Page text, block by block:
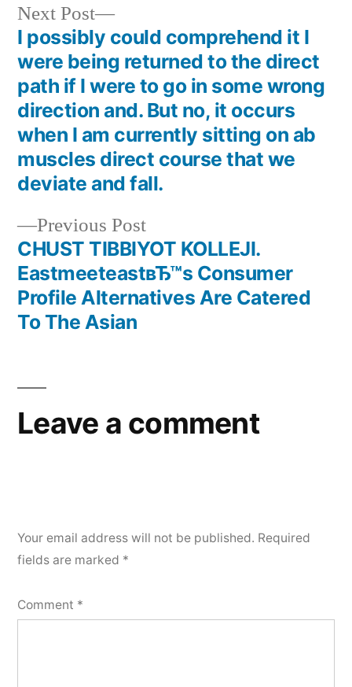
Previous Post
CHUST TIBBIYOT KOLLEJI.
EastmeeteastвЂ™s Consumer
Profile Alternatives Are Catered
To The Asian
Next Post
I possibly could comprehend it I
were being returned to the direct
path if I were to go in some wrong
direction and. But no, it occurs
when I am currently sitting on ab
muscles direct course that we
deviate and fall.
Leave a comment
Your email address will not be published. Required
fields are marked *
Comment *